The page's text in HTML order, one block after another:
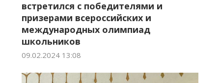
встретился с победителями и
призерами всероссийских и
международных олимпиад
школьников
09.02.2024 13:08